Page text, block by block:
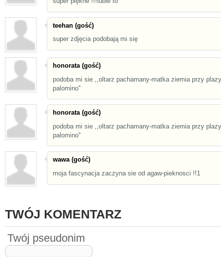
teehan (gość)
super zdjęcia podobają mi się
honorata (gość)
podoba mi sie ,,oltarz pachamany-matka ziemia przy
palomino''
honorata (gość)
podoba mi sie ,,oltarz pachamany-matka ziemia przy
palomino''
wawa (gość)
moja fascynacja zaczyna sie od agaw-pieknosci !!1
TWÓJ KOMENTARZ
Twój pseudonim